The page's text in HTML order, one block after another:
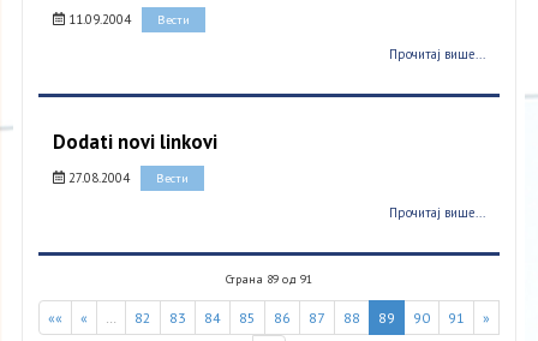
11.09.2004 Вести
Прочитај више...
Dodati novi linkovi
27.08.2004 Вести
Прочитај више...
Страна 89 од 91
«« « 82 83 84 85 86 87 88 89 90 91
»